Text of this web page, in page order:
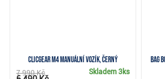
Clicgear M4 manuální vozík, černý
Skladem3ks
7 990 Kč
Bag